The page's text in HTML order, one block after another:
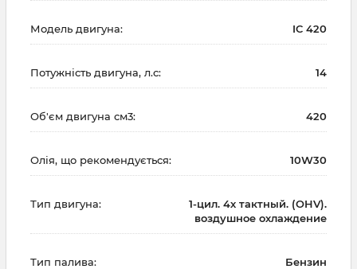
Модель двигуна: IC 420
Потужність двигуна, л.с: 14
Об'єм двигуна см3: 420
Олія, що рекомендується: 10W30
Тип двигуна:
1-цил. 4х тактный. (OHV).
воздушное охлаждение
Тип палива: Бензин